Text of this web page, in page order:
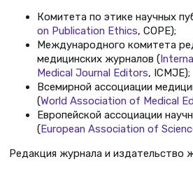
Комитета по этике научных
on Publication Ethics, COPE);
Международного комитета
медицинских журналов (
Medical Journal Editors, ICMJE);
Всемирной ассоциации
(World Association of Medical
Европейской ассоциации
(European Association of
Редакция журнала и издательство